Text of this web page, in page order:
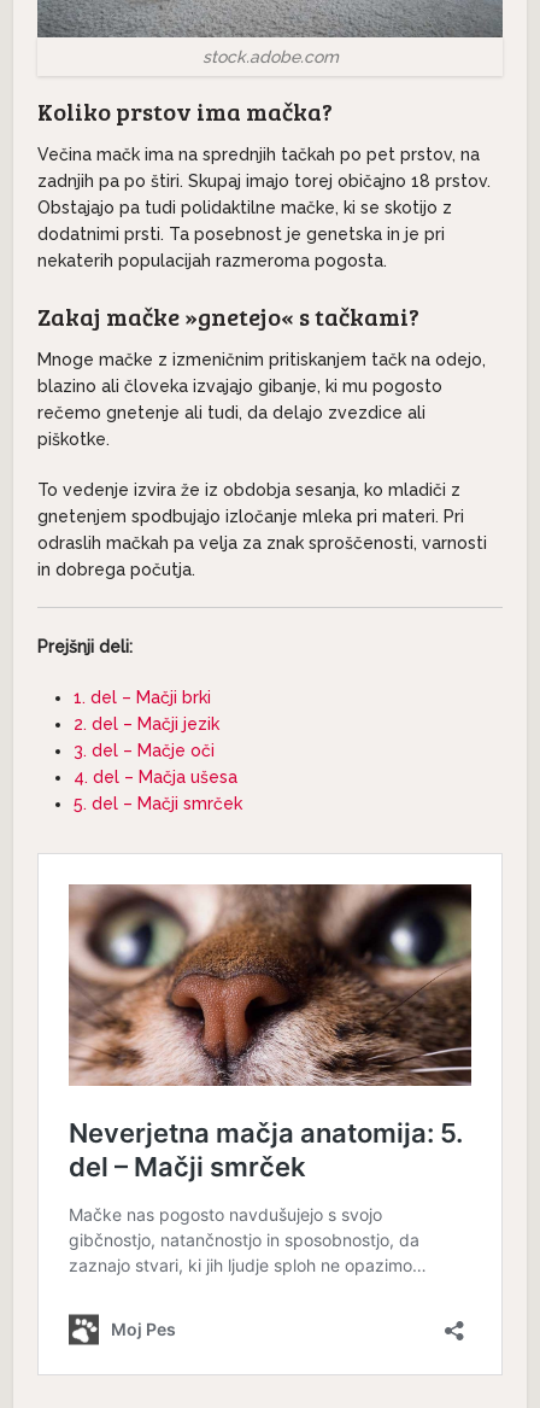
stock.adobe.com
Koliko prstov ima mačka?
Večina mačk ima na sprednjih tačkah po pet prstov, na
zadnjih pa po štiri. Skupaj imajo torej običajno 18 prstov.
Obstajajo pa tudi polidaktilne mačke, ki se skotijo z
dodatnimi prsti. Ta posebnost je genetska in je pri
nekaterih populacijah razmeroma pogosta.
Zakaj mačke »gnetejo« s tačkami?
Mnoge mačke z izmeničnim pritiskanjem tačk na odejo,
blazino ali človeka izvajajo gibanje, ki mu pogosto
rečemo gnetenje ali tudi, da delajo zvezdice ali
piškotke.
To vedenje izvira že iz obdobja sesanja, ko mladiči z
gnetenjem spodbujajo izločanje mleka pri materi. Pri
odraslih mačkah pa velja za znak sproščenosti, varnosti
in dobrega počutja.
Prejšnji deli:
1. del – Mačji brki
2. del – Mačji jezik
3. del – Mačje oči
4. del – Mačja ušesa
5. del – Mačji smrček